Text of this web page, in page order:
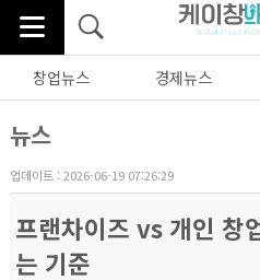
창업뉴스 경제뉴스
뉴스
업데이트 : 2026-06-19 07:26:29
프랜차이즈 vs 개인 창
는 기준